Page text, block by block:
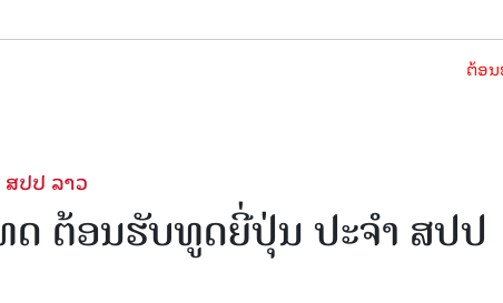
ຕ້ອນຮັບປີ
ປປ ລາວ
ດ ຕ້ອນຮັບທູດຍີ່ປຸ່ນ ປະຈໍາ ສປປ